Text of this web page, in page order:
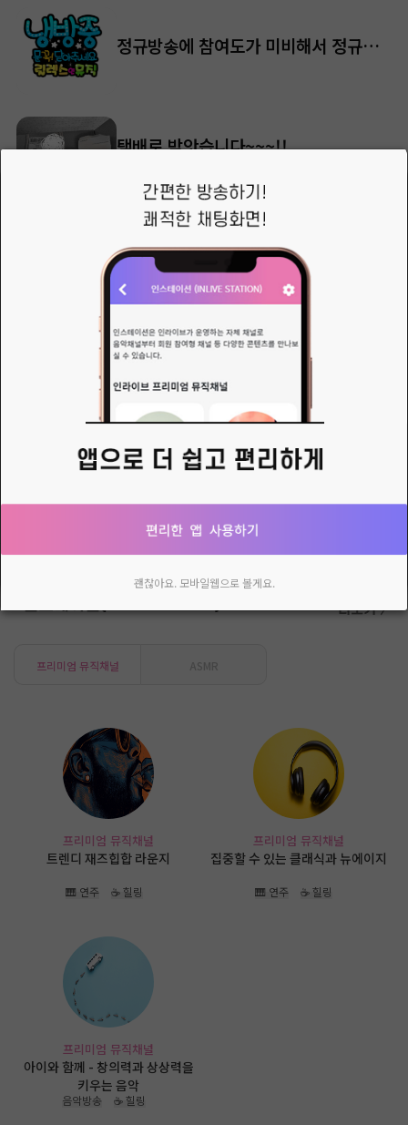
정규방송에 참여도가 미비해서 정규방송은 역시 자유럽게 편성표로 갑니다
택배로 받앗습니다~~~!!
이상민님의 새로운 소식
여름을 보내는 나만의 방법 ㅎ
🥤음악 그리고 설렘 🥤。CJ 모집 。
👉[실시간 보호 끄기]
exe파일등 설치파일을 실행해야 할때, 윈도우즈 디펜더가..바이러스로 인식을 해서, 설치를 방해할 때가 있습니다!그때 잠시, 실시간 보호를 해제 시키는 방법입니다..압축된 첨부파일을 다운받아서,&nbsp;바탕화면등에 폴더를 하나 만드시고, 그 안에 압축을 풀어주고
더보기 〉
프리미엄 뮤직채널
프리미엄 뮤직채널
트렌디 재즈힙합 라운지
🎹 연주 ☕ 힐링
프리미엄 뮤직채널
집중할 수 있는 클래식과 뉴에이지
🎹 연주 ☕ 힐링
프리미엄 뮤직채널
아이와 함께 - 창의력과 상상력을
키우는 음악
음악방송 ☕ 힐링
다시 열지 않음 닫기
괜찮아요. 모바일웹으로 볼게요.